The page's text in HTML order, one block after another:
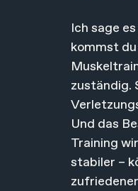
Ich sage
kommst
zuständig.
Und das
Training
stabiler –